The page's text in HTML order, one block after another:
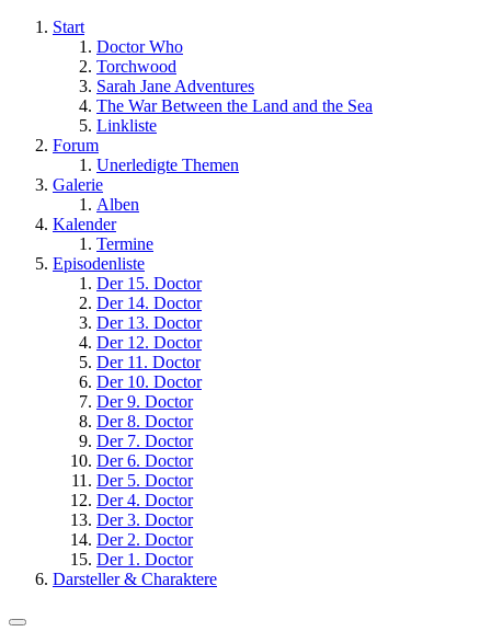
Start
Doctor Who
Torchwood
Sarah Jane Adventures
The War Between the Land and the Sea
Linkliste
Forum
Unerledigte Themen
Galerie
Alben
Kalender
Termine
Episodenliste
Der 15. Doctor
Der 14. Doctor
Der 13. Doctor
Der 12. Doctor
Der 11. Doctor
Der 10. Doctor
Der 9. Doctor
Der 8. Doctor
Der 7. Doctor
Der 6. Doctor
Der 5. Doctor
Der 4. Doctor
Der 3. Doctor
Der 2. Doctor
Der 1. Doctor
Darsteller & Charaktere